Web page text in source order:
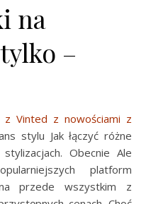
na
–
z Vinted z nowościami z
stylu Jak łączyć różne
Obecnie Ale
platform
przede wszystkim z